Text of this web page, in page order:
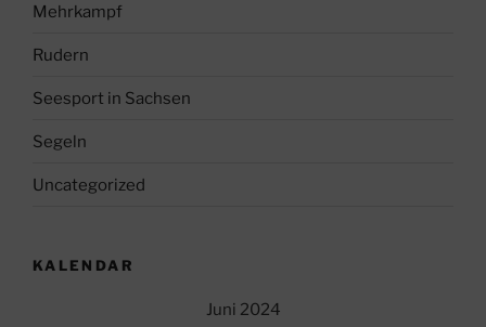
Mehrkampf
Rudern
Seesport in Sachsen
Segeln
Uncategorized
KALENDAR
Juni 2024